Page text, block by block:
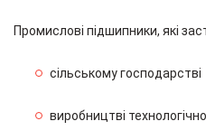
Промислові підшипники, які
сільському господарстві
виробництві